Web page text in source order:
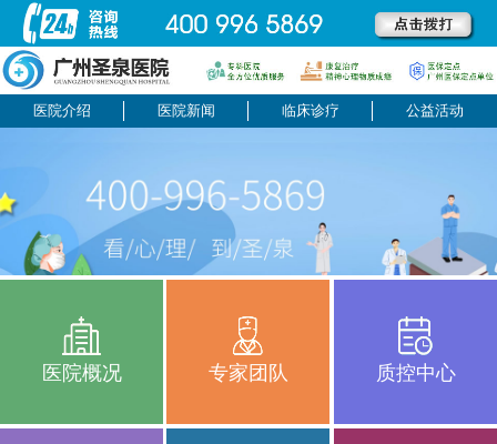
医院介绍 医院新闻 临床诊疗 公益活动
医院概况 专家团队 质控中心